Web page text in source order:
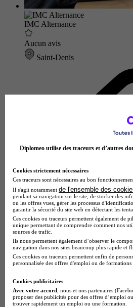
IMC Alternance
Aucun avis
Saint-Denis
Centre de formation d'apprentis
Diplomeo utilise des traceurs et d’autres
Cookies strictement nécessaires
Ces traceurs sont nécessaires au bon
Il s'agit notamment de l'ensemble des
pendant sa navigation sur le site, de stocker des
ou les offres vues, gérer les processus
garantir la sécurité du site web en détectant les
Ces cookies ou traceurs permettent également de
unique permettant de comprendre comment nos
sources de trafic.
Ils nous permettent également d’observer le
navigation dans nos sites beaucoup plus rapide et
Ces cookies ou traceurs permettent enfin de
personnalisée des offres d'emploi ou de formations
Cookies publicitaires
Avec votre accord , nous et nos partenaires
proposer des publicités pour des offres d’emploi
trouver rapidement un emploi ou une formation.